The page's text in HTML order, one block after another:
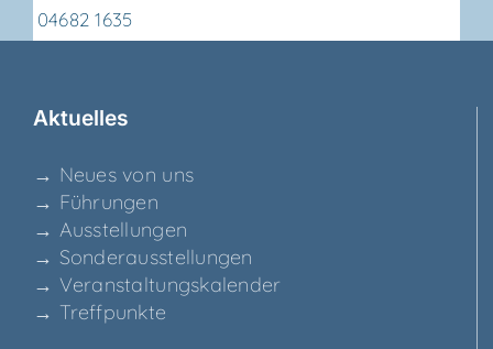
04682 1635
Aktu­el­les
→ Neu­es von uns
→ Füh­run­gen
→ Aus­stel­lun­gen
→ Son­der­aus­stel­lun­gen
→ Ver­an­stal­tungs­ka­len­der
→ Treff­punk­te